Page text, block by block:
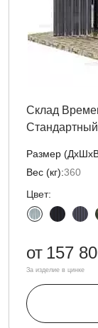
Склад
Размер
Вес (кг):360
Цвет:
от 157
За изделие в цинке